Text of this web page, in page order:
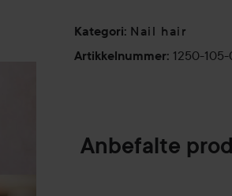
Poze Premium Quality –
er finere og stammer fra
hår. Premium Quality er
pleier håret med intensiv
Kategori: Nail hair
Artikkelnummer: 1250-
Anbefalte